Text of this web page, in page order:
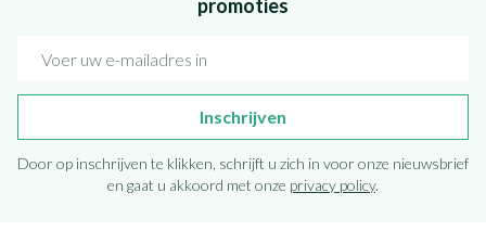
promoties
Inschrijven
Door op inschrijven te klikken, schrijft u zich in voor onze nieuwsbrief
en gaat u akkoord met onze privacy policy.